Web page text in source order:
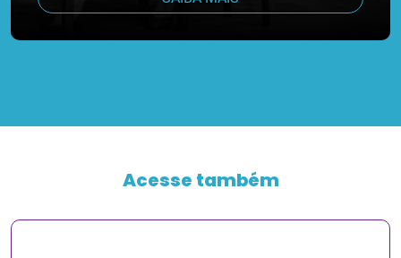
Acesse também